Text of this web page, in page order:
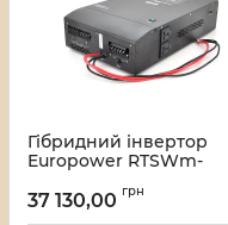
Гібридний інвертор
Europower RTSWm-
48V, струм заряду 10A,
37 130,00 грн